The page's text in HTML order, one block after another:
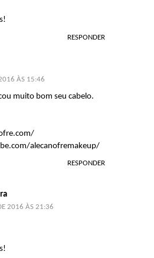
RESPONDER
ÀS 15:46
muito bom seu cabelo.
alecanofremakeup/
RESPONDER
2016 ÀS 21:36